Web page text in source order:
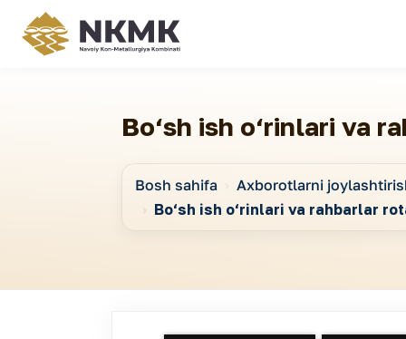
Bo‘sh ish o‘rinlari va
Bosh sahifa
Axborotlarni
Bo‘sh ish o‘rinlari va rahbarlar